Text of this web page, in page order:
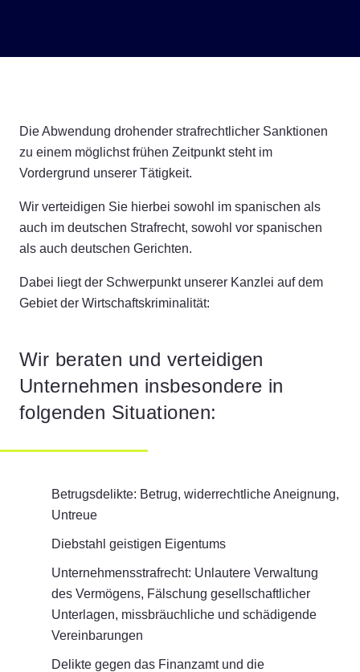
Die Abwendung drohender strafrechtlicher Sanktionen
zu einem möglichst frühen Zeitpunkt steht im
Vordergrund unserer Tätigkeit.
Wir verteidigen Sie hierbei sowohl im spanischen als
auch im deutschen Strafrecht, sowohl vor spanischen
als auch deutschen Gerichten.
Dabei liegt der Schwerpunkt unserer Kanzlei auf dem
Gebiet der Wirtschaftskriminalität:
Wir beraten und verteidigen
Unternehmen insbesondere in
folgenden Situationen:
Betrugsdelikte: Betrug, widerrechtliche Aneignung,
Untreue
Diebstahl geistigen Eigentums
Unternehmensstrafrecht: Unlautere Verwaltung
des Vermögens, Fälschung gesellschaftlicher
Unterlagen, missbräuchliche und schädigende
Vereinbarungen
Delikte gegen das Finanzamt und die